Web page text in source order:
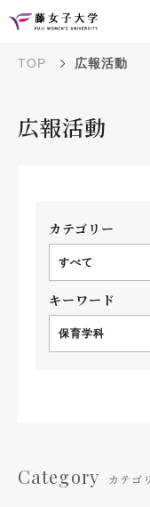
TOP 広報活動
広報活動
カテゴリー
すべて
キーワード
保育学科
Category カテゴ